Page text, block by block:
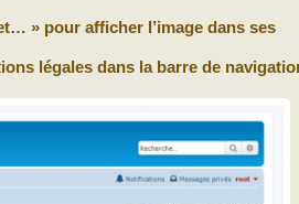
» pour afficher l’image dans ses
légales dans la barre de